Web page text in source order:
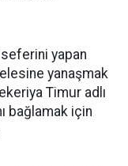
yapan
yanaşmak
Timur adlı
bağlamak için